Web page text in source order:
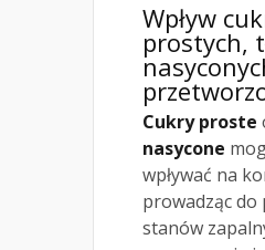
Wpływ
prostych,
Cukry proste
nasycone
wpływać na
prowadząc do
stanów